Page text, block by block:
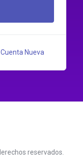
Nueva
reservados.